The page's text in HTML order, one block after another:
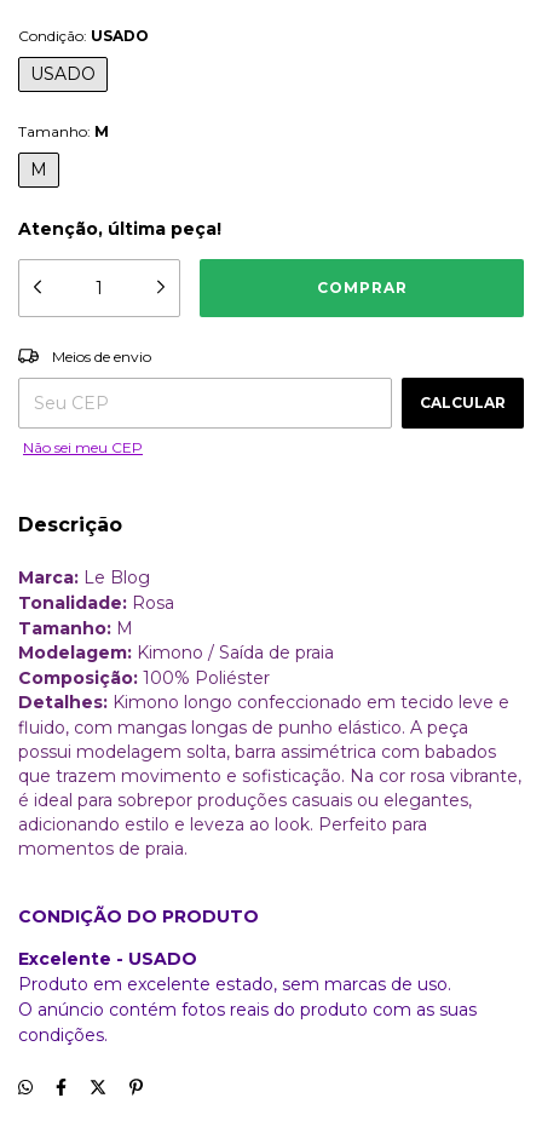
Condição: USADO
USADO
Tamanho: M
M
Atenção, última peça!
Entregas para o CEP:
Meios de envio
CALCULAR
Não sei meu CEP
Descrição
Marca: Le Blog
Tonalidade: Rosa
Tamanho: M
Modelagem: Kimono / Saída de praia
Composição: 100% Poliéster
Detalhes: Kimono longo confeccionado em tecido leve e
fluido, com mangas longas de punho elástico. A peça
possui modelagem solta, barra assimétrica com babados
que trazem movimento e sofisticação. Na cor rosa vibrante,
é ideal para sobrepor produções casuais ou elegantes,
adicionando estilo e leveza ao look. Perfeito para
momentos de praia.
CONDIÇÃO DO PRODUTO
Excelente - USADO
Produto em excelente estado, sem marcas de uso.
O anúncio contém fotos reais do produto com as suas
condições.